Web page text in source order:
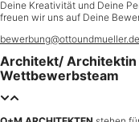
Deine Kreativität und Deine
freuen wir uns auf Deine
bewerbung@ottoundmueller.de
Architekt/
Wettbewerbsteam